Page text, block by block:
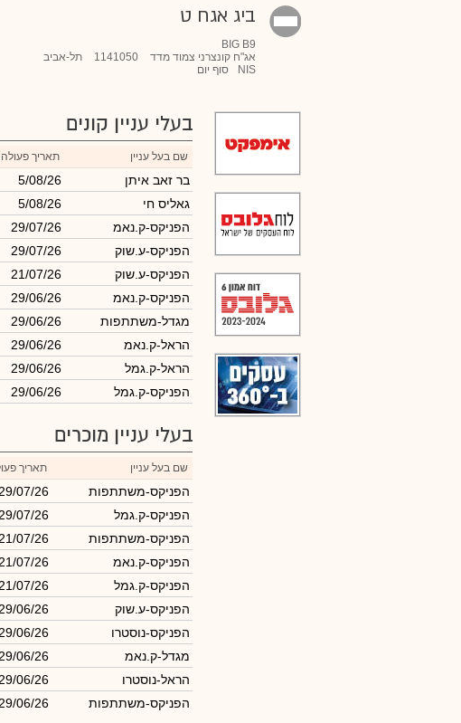
ביג אגח ט
BIG B9
אג"ח קונצרני צמוד מדד
1141050
תל-אביב
NIS
סוף יום
בעלי עניין קונים
שם בעל עניין תאריך פעולה
בר זאב איתן 5/08/26
גאליס חי
5/08/26
הפניקס-ק.נאמ
29/07/26
הפניקס-ע.שוק
29/07/26
הפניקס-ע.שוק
21/07/26
הפניקס-ק.נאמ
29/06/26
מגדל-משתתפות
29/06/26
הראל-ק.נאמ
29/06/26
הראל-ק.גמל
29/06/26
הפניקס-ק.גמל
29/06/26
בעלי עניין מוכרים
שם בעל עניין תאריך
הפניקס-משתתפות 29/07/26
הפניקס-ק.גמל
29/07/26
הפניקס-משתתפות
21/07/26
הפניקס-ק.נאמ
21/07/26
הפניקס-ק.גמל
21/07/26
הפניקס-ע.שוק
29/06/26
הפניקס-נוסטרו
29/06/26
מגדל-ק.נאמ
29/06/26
הראל-נוסטרו
29/06/26
הפניקס-משתתפות
29/06/26